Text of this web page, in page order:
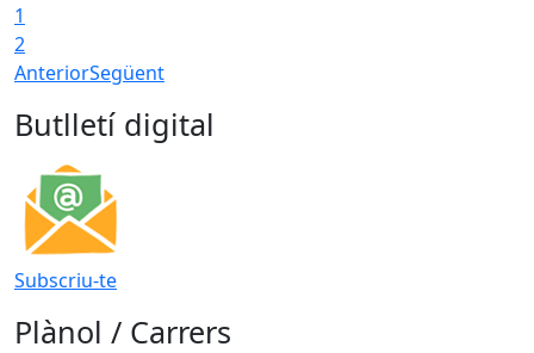
1
2
AnteriorSegüent
Butlletí digital
Subscriu-te
Plànol / Carrers